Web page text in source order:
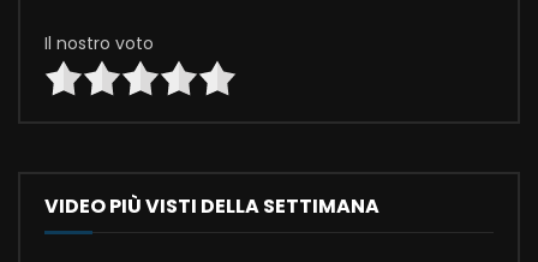
Il nostro voto
VIDEO PIÙ VISTI DELLA SETTIMANA